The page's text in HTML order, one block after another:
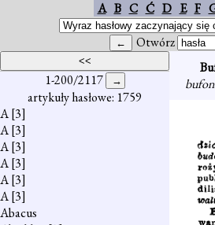
A B C Ć D E F
Otwórz
1-200/2117
artykuły hasłowe: 1759
A[3]
A[3]
A[3]
A[3]
A[3]
A[3]
Abacus